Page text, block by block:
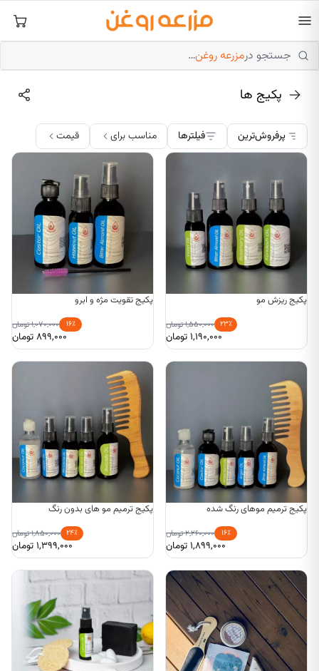
به
محتوا جستجو درمزرعه روغن…
پکیج ها
پرفروش‌ترین فیلترها مناسب برای قیمت
پکیج ریزش مو
۱,۵۵۰,۰۰۰تومان ۲۳٪
۱,۱۹۰,۰۰۰تومان
پکیج تقویت مژه و ابرو
۱,۰۷۰,۰۰۰تومان ۱۶٪
۸۹۹,۰۰۰تومان
پکیج ترمیم موهای رنگ شده
۲,۲۶۰,۰۰۰تومان ۱۶٪
۱,۸۹۹,۰۰۰تومان
پکیج ترمیم مو های بدون رنگ
۱,۸۵۰,۰۰۰تومان ۲۴٪
۱,۳۹۹,۰۰۰تومان